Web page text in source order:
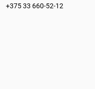
+375 33 660-52-12